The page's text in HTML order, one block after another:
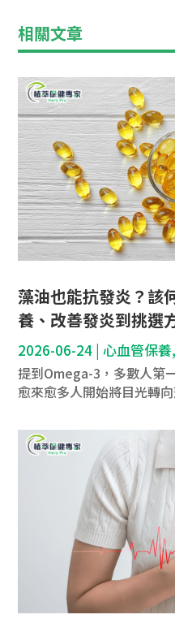
相關文章
藻油也能抗發炎？該
養、改善發炎到挑選
2026-06-24 |心血管保養,
提到Omega-3，多數人第
愈來愈多人開始將目光轉